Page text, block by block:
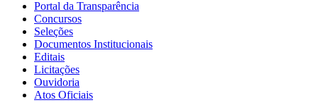
Portal da Transparência
Concursos
Seleções
Documentos Institucionais
Editais
Licitações
Ouvidoria
Atos Oficiais